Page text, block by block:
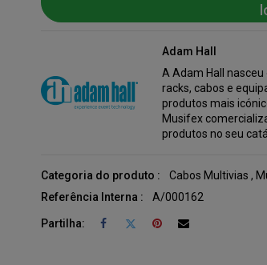
Adam Hall
A Adam Hall
racks, cabos e
produtos mais
Musifex
produtos no seu
Categoria do produto : Cabos Multivias ,
Referência Interna :
A/000162
Partilha: